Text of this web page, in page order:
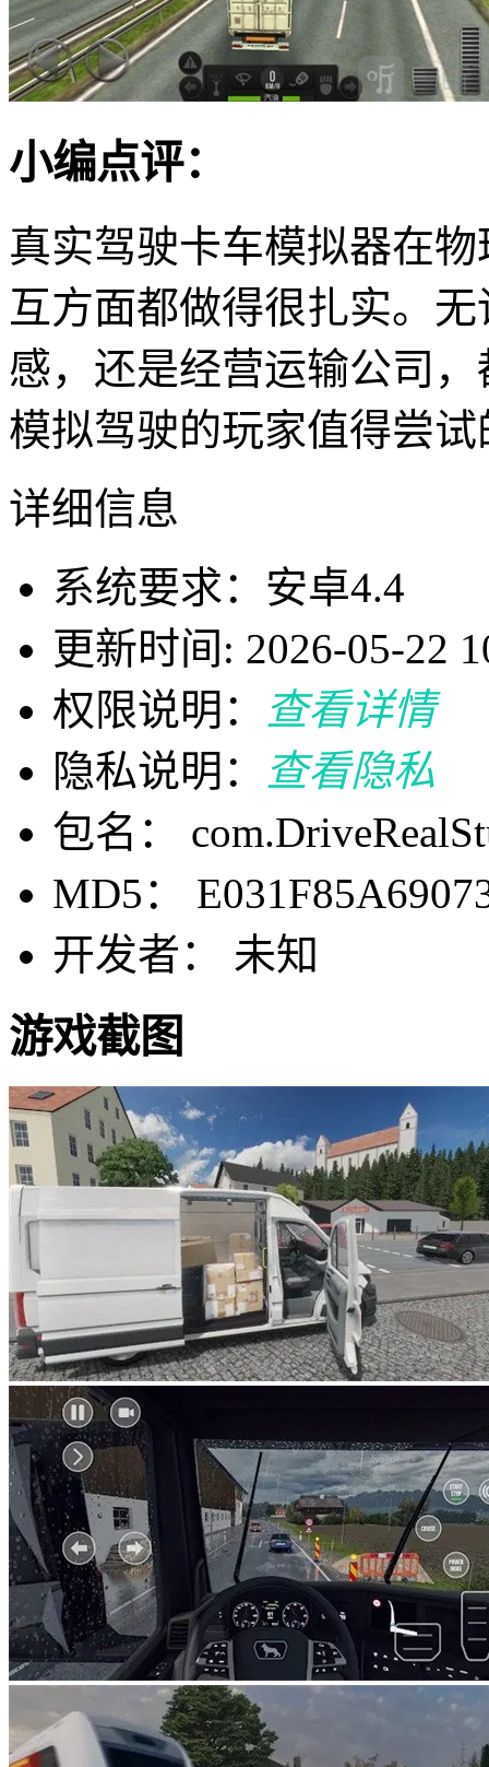
小编点评：
真实驾驶卡车模拟器在
互方面都做得很扎实。
感，还是经营运输公司
模拟驾驶的玩家值得尝
详细信息
系统要求：安卓4.4
更新时间: 2026-05-22
权限说明：
查看详情
隐私说明：
查看隐私
包名：
MD5：
开发者： 未知
游戏截图